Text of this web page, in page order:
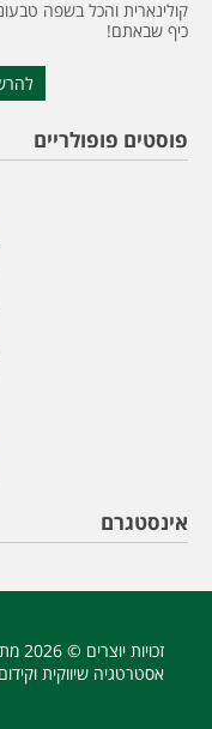
קולינארית והכל בשפה
כיף שבאתם!
פוסטים פופולריים
אינסטגרם
זכויות יוצרים © 2026
אסטרטגיה שיווקית וקידום